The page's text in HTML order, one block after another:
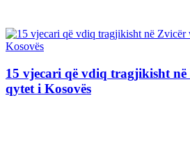
15 vjecari që vdiq tragjikisht
qytet i Kosovës